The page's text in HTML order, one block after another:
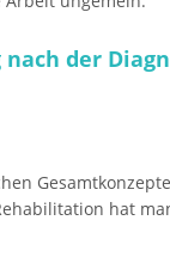
der
hat